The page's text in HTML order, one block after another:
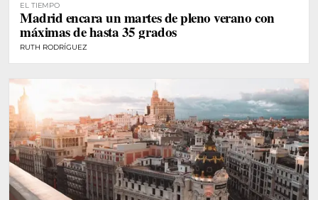
EL TIEMPO
Madrid encara un martes de pleno verano con
máximas de hasta 35 grados
RUTH RODRÍGUEZ